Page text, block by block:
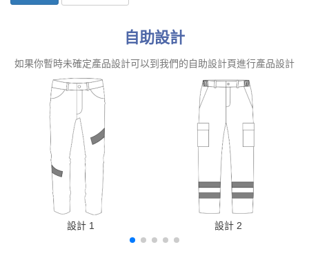
自助設計
如果你暫時未確定產品設計可以到我們的自助設計頁進行產品設計
設計 1 設計 2